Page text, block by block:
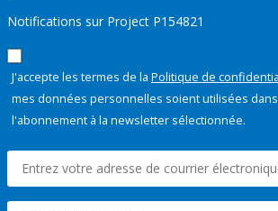
Notifications sur Project P154821
J'accepte les termes de la Politique de
mes données personnelles soient utilisées
l'abonnement à la newsletter sélectionnée.